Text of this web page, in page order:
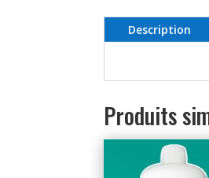
Description
Produits